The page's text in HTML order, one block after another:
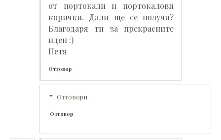
от портокали и портокалови
корички. Дали ще се получи?
Благодаря ти за прекрасните
идеи :)
Петя
Отговор
Отговори
Отговор